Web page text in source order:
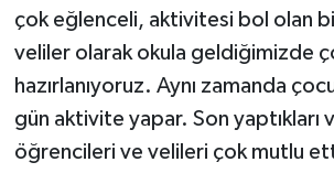
çok eğlenceli, aktivitesi bol olan
veliler olarak okula geldiğimizde
hazırlanıyoruz. Aynı zamanda
gün aktivite yapar. Son yaptıkları
öğrencileri ve velileri çok mutlu